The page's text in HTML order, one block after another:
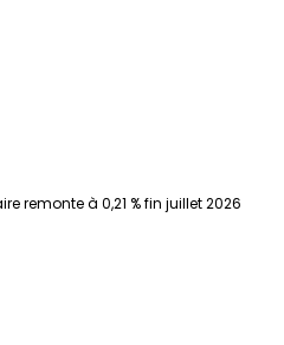
remonte à 0,21 % fin juillet 2026